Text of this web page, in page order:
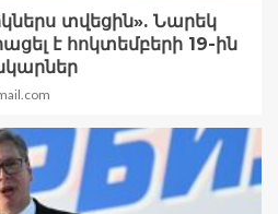
տվեցին». Նարեկ
է հոկտեմբերի 19-ին